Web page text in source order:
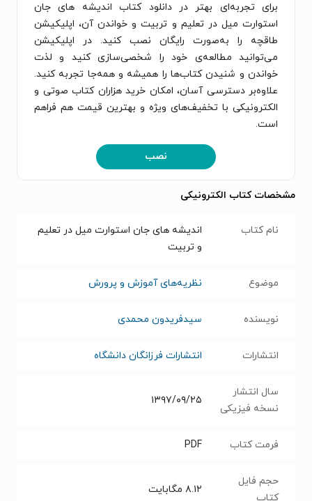
برای تجربه‌ای بهتر در دانلود کتاب اندیشه های جان
استوارت میل در تعلیم و تربیت و خواندن آن، اپلیکیشن
طاقچه را به‌صورت رایگان نصب کنید. در اپلیکیشن
می‌توانید مطالعه‌ی خود را شخصی‌سازی کنید و لذت
خواندن و شنیدن کتاب‌ها را همیشه و همه‌جا تجربه کنید.
علاوه‌بر دسترسی آسان، امکان خرید هزاران کتاب صوتی و
الکترونیکی با تخفیف‌های ویژه و بهترین قیمت هم فراهم
است.
نصب
مشخصات کتاب الکترونیکی
نام کتاب
اندیشه های جان استوارت میل در تعلیم
و تربیت
موضوع نظریه‌های آموزش و پرورش
نویسنده سیدفریدون محمدی
انتشارات انتشارات فرزانگان دانشگاه
سال انتشار
نسخه فیزیکی
۱۳۹۷/۰۹/۲۵
فرمت کتاب PDF
حجم فایل
کتاب
۸.۱۲ مگابایت